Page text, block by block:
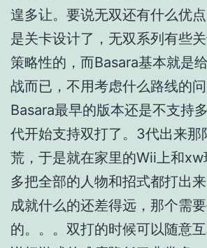
遑多让。要说无双还有什么优
是关卡设计了，无双系列有些
策略性的，而Basara基本就是
战而已，不用考虑什么路线的问
Basara最早的版本还是不支持
代开始支持双打了。3代出来那
荒，于是就在家里的Wii上和
多把全部的人物和招式都打出
成就什么的还差得远，那个需
的。。。双打的时候可以随意